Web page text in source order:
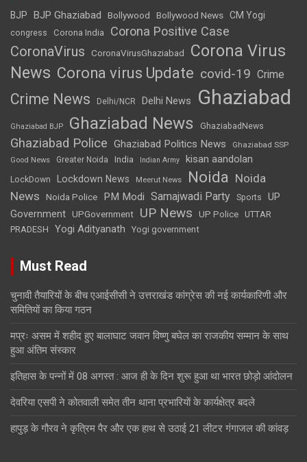
BJP BJP Ghaziabad Bollywood Bollywood News CM Yogi
congress Corona India Corona Positive Case
CoronaVirus CoronaVirusGhaziabad
Corona Virus
News Corona virus Update covid-19 Crime
Crime News Delhi/NCR Delhi News Ghaziabad
Ghaziabad BJP Ghaziabad News GhaziabadNews
Ghaziabad Police Ghaziabad Politics News Ghaziabad SSP
Good News Greater Noida India Indian Army kisan aandolan
LockDown Lockdown News Meerut News Noida Noida
News
Noida Police PM Modi Samajwadi Party Sports
UP
Government UPGovernment UP News UP Police
UTTAR
PRADESH
Yogi Adityanath Yogi government
Must Read
चुनावी तैयारियों के बीच एआईसीसी ने उत्तराखंड कांग्रेस की नई कार्यकारिणी और
समितियों का किया गठन
मप्रः असम में शहीद हुए बालाघाट जवान विष्णु बघेल का राजकीय सम्मान के साथ
हुआ अंतिम संस्कार
इतिहास के पन्नों में 08 अगस्त : आज ही के दिन शुरू हुआ था भारत छोड़ो आंदोलन
देवरिया एसपी ने कोतवाली समेत तीन थाना प्रभारियाें के कार्यक्षेत्र बदले
हापुड़ के गौरव ने कृत्रिम पैर और एक हाथ से उठाई 21 लीटर गंगाजल की कांवड़